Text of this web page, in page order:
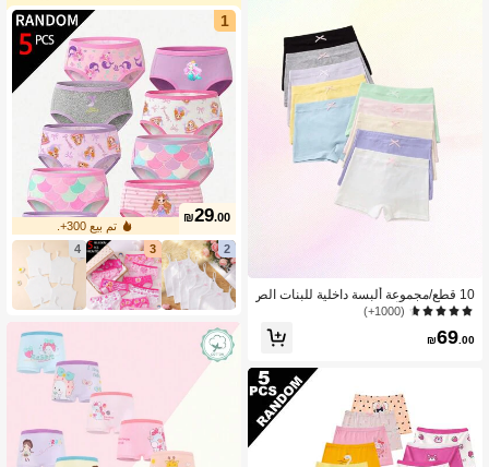
10 قطع/مجموعة ألبسة داخلية للبنات الص
غيرات متعددة ألوان كالمكرون، لجميع ال
(1000+)
₪69.00
1
₪29.00
تم بيع 300+.
2
3
4